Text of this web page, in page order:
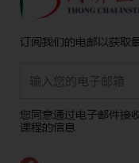
订阅我们的电邮以获取
Alternative:
您同意通过电子邮件接
课程的信息